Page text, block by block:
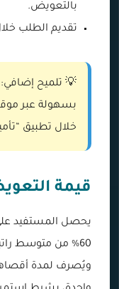
بالتعويض.
تقديم الطلب خلال 30 يومًا من تاريخ إنهاء
💡 تلميح
بسهولة عبر
خلال تطبيق
قيمة
يحصل المستفيد
ويُصرف لمدة